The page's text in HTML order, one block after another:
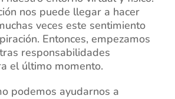
nos puede llegar a hacer
veces este sentimiento
Entonces, empezamos
responsabilidades
el último momento.
podemos ayudarnos a